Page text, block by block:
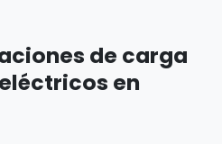
de carga
en